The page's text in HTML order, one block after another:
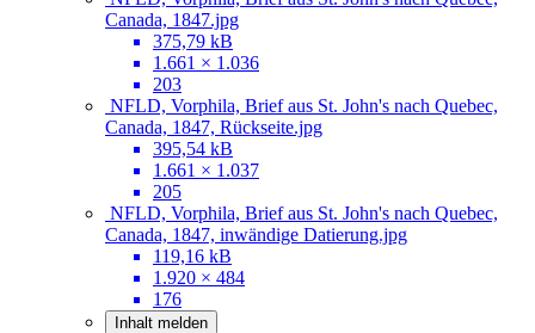
Canada, 1847.jpg
375,79 kB
1.661 × 1.036
203
NFLD, Vorphila, Brief aus St. John's nach Quebec,
Canada, 1847, Rückseite.jpg
395,54 kB
1.661 × 1.037
205
NFLD, Vorphila, Brief aus St. John's nach Quebec,
Canada, 1847, inwändige Datierung.jpg
119,16 kB
1.920 × 484
176
Inhalt melden